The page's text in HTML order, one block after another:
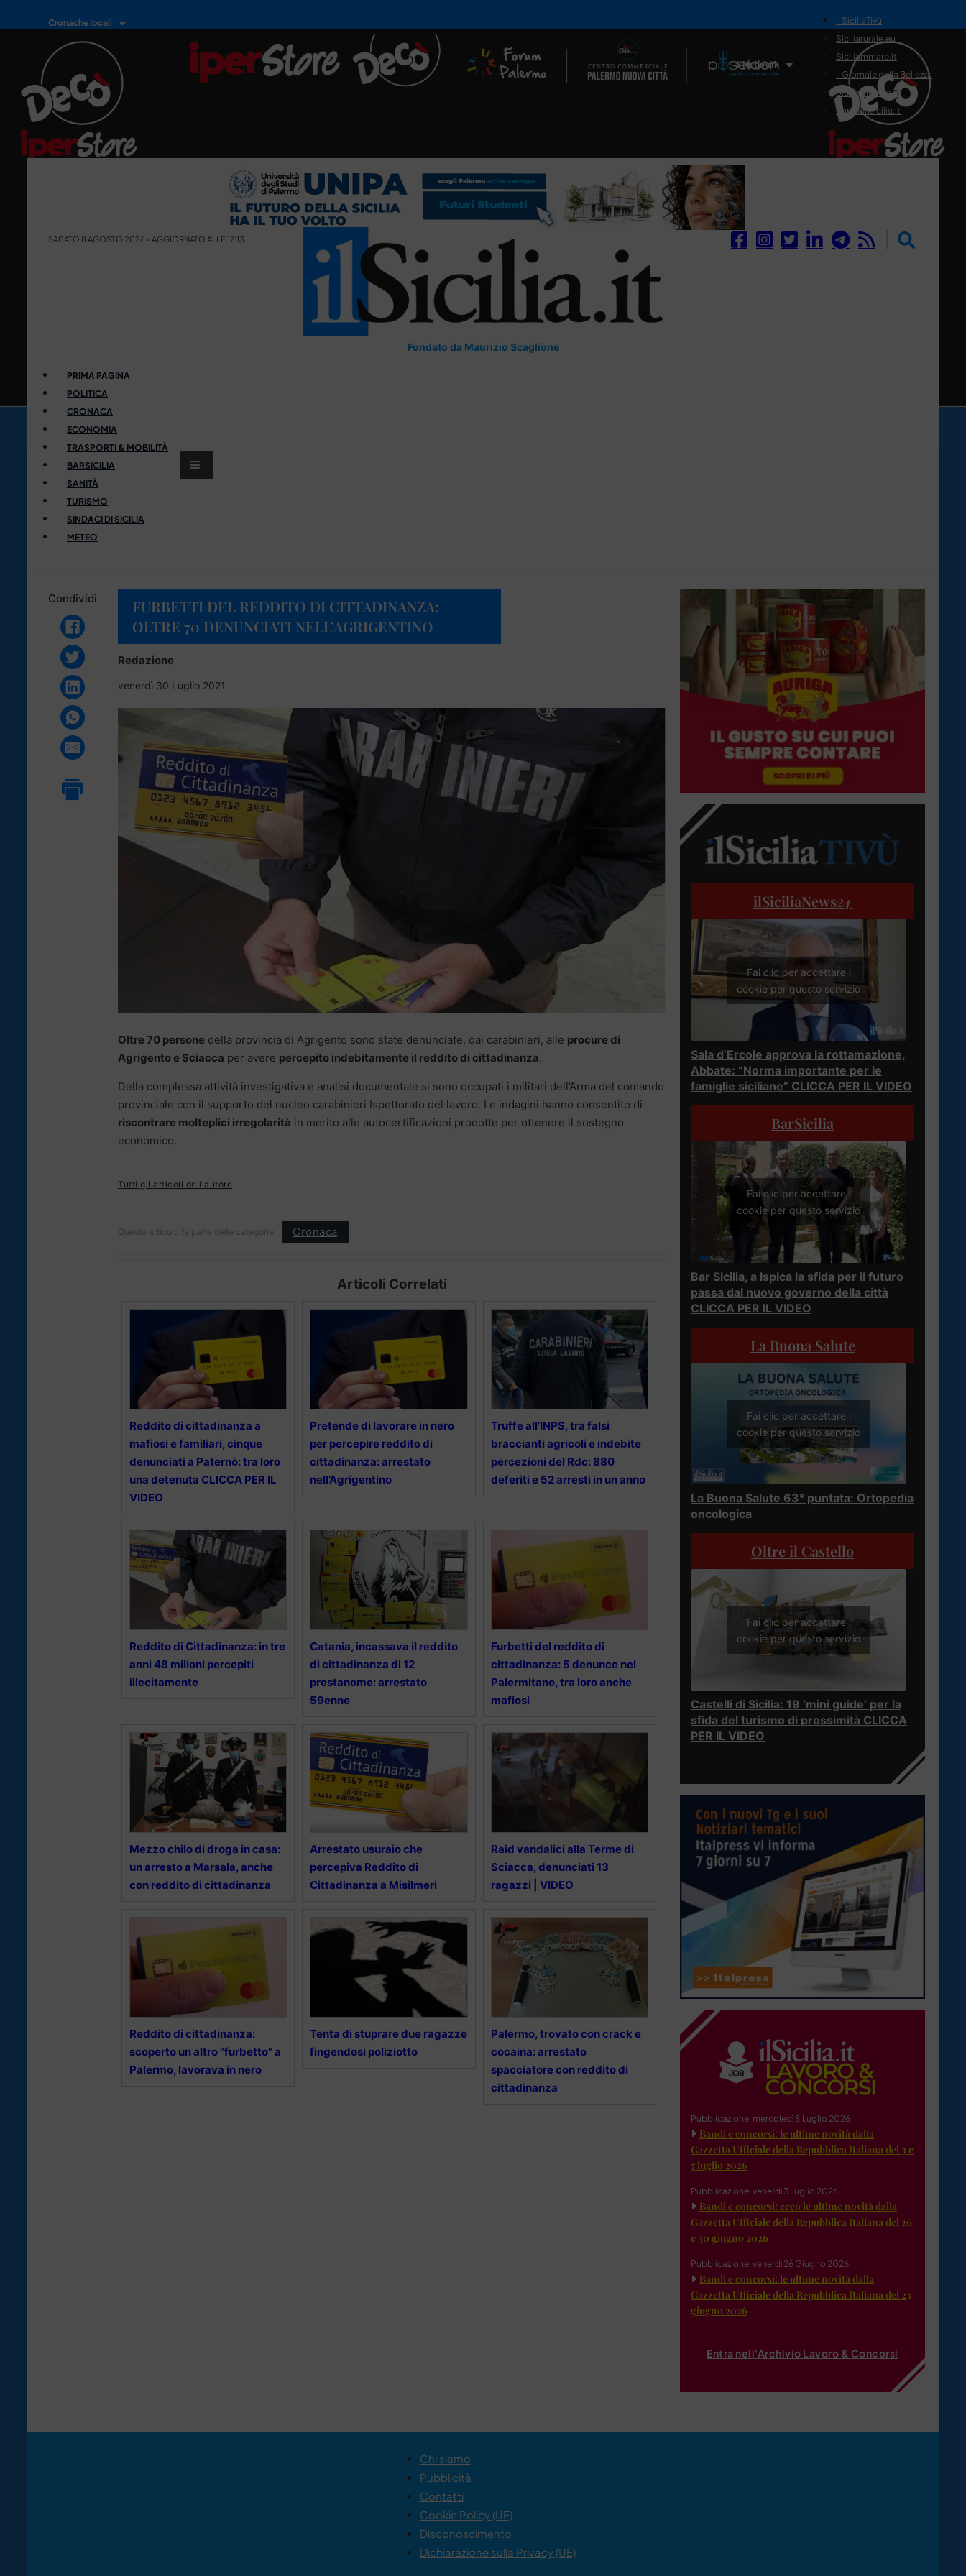
Cronache locali
Il Network
il SiciliaTivù
Siciliarurale.eu
Siciliammare.it
Il Giornale della Bellezza
Siciliamedica.it
Sanitainsicilia.it
SABATO 8 AGOSTO 2026 - AGGIORNATO ALLE 17:13
Fondato da Maurizio Scaglione
PRIMA PAGINA
POLITICA
CRONACA
ECONOMIA
TRASPORTI & MOBILITÀ
BARSICILIA
SANITÀ
TURISMO
SINDACI DI SICILIA
METEO
Condividi
FURBETTI DEL REDDITO DI CITTADINANZA:
OLTRE 70 DENUNCIATI NELL’AGRIGENTINO
Redazione
venerdì 30 Luglio 2021
Oltre 70 persone della provincia di Agrigento sono state denunciate, dai carabinieri, alle procure di
Agrigento e Sciacca per avere percepito indebitamente il reddito di cittadinanza.
Della complessa attività investigativa e analisi documentale si sono occupati i militari dell’Arma del comando
provinciale con il supporto del nucleo carabinieri Ispettorato del lavoro. Le indagini hanno consentito di
riscontrare molteplici irregolarità in merito alle autocertificazioni prodotte per ottenere il sostegno
economico.
Tutti gli articoli dell'autore
Questo articolo fa parte delle categorie: Cronaca
Articoli Correlati
Reddito di cittadinanza a
mafiosi e familiari, cinque
denunciati a Paternò: tra loro
una detenuta CLICCA PER IL
VIDEO
Pretende di lavorare in nero
per percepire reddito di
cittadinanza: arrestato
nell’Agrigentino
Truffe all’INPS, tra falsi
braccianti agricoli e indebite
percezioni del Rdc: 880
deferiti e 52 arresti in un anno
Reddito di Cittadinanza: in tre
anni 48 milioni percepiti
illecitamente
Catania, incassava il reddito
di cittadinanza di 12
prestanome: arrestato
59enne
Furbetti del reddito di
cittadinanza: 5 denunce nel
Palermitano, tra loro anche
mafiosi
Mezzo chilo di droga in casa:
un arresto a Marsala, anche
con reddito di cittadinanza
Arrestato usuraio che
percepiva Reddito di
Cittadinanza a Misilmeri
Raid vandalici alla Terme di
Sciacca, denunciati 13
ragazzi | VIDEO
Reddito di cittadinanza:
scoperto un altro “furbetto” a
Palermo, lavorava in nero
Tenta di stuprare due ragazze
fingendosi poliziotto
Palermo, trovato con crack e
cocaina: arrestato
spacciatore con reddito di
cittadinanza
ilSiciliaNews24
Fai clic per accettare i
cookie per questo servizio
Sala d’Ercole approva la rottamazione,
Abbate: “Norma importante per le
famiglie siciliane” CLICCA PER IL VIDEO
BarSicilia
Fai clic per accettare i
cookie per questo servizio
Bar Sicilia, a Ispica la sfida per il futuro
passa dal nuovo governo della città
CLICCA PER IL VIDEO
La Buona Salute
Fai clic per accettare i
cookie per questo servizio
La Buona Salute 63° puntata: Ortopedia
oncologica
Oltre il Castello
Fai clic per accettare i
cookie per questo servizio
Castelli di Sicilia: 19 ‘mini guide’ per la
sfida del turismo di prossimità CLICCA
PER IL VIDEO
Pubblicazione: mercoledì 8 Luglio 2026
Bandi e concorsi: le ultime novità dalla
Gazzetta Ufficiale della Repubblica Italiana del 3 e
7 luglio 2026
Pubblicazione: venerdì 3 Luglio 2026
Bandi e concorsi: ecco le ultime novità dalla
Gazzetta Ufficiale della Repubblica Italiana del 26
e 30 giugno 2026
Pubblicazione: venerdì 26 Giugno 2026
Bandi e concorsi: le ultime novità dalla
Gazzetta Ufficiale della Repubblica Italiana del 23
giugno 2026
Entra nell'Archivio Lavoro & Concorsi
Chi siamo
Pubblicità
Contatti
Cookie Policy (UE)
Disconoscimento
Dichiarazione sulla Privacy (UE)